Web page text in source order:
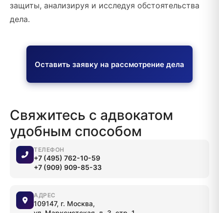
защиты, анализируя и исследуя обстоятельства
дела.
Оставить заявку на рассмотрение дела
Свяжитесь с адвокатом
удобным способом
ТЕЛЕФОН
+7 (495) 762-10-59
+7 (909) 909-85-33
АДРЕС
109147, г. Москва,